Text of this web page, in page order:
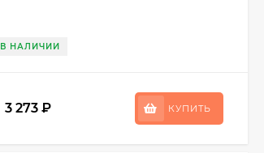
В НАЛИЧИИ
3 273 ₽ КУПИТЬ